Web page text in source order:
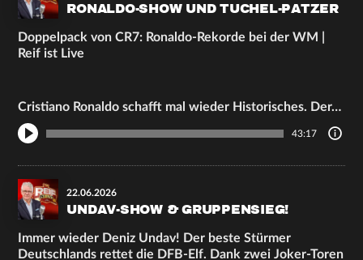
RONALDO-SHOW UND TUCHEL-PATZER
Doppelpack von CR7: Ronaldo-Rekorde bei der WM |
Reif ist Live
Cristiano Ronaldo schafft mal wieder Historisches. Der…
43:17
22.06.2026
UNDAV-SHOW & GRUPPENSIEG!
Immer wieder Deniz Undav! Der beste Stürmer
Deutschlands rettet die DFB-Elf. Dank zwei Joker-Toren